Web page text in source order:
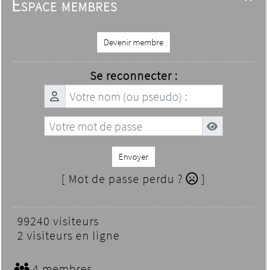
Devenir membre
Se reconnecter :
Envoyer
[ Mot de passe perdu ? ]
99240 visiteurs
2 visiteurs en ligne